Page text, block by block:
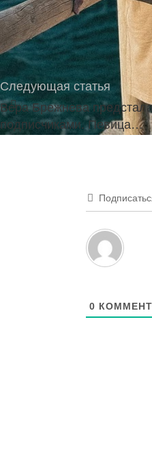
Следующая статья
Вера Брежнева
подписчиками. Певица…
0